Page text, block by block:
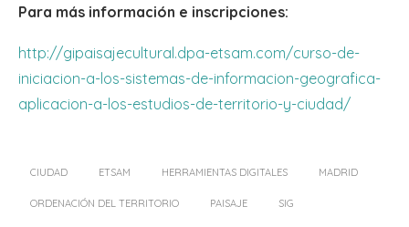
Para más información e inscripciones:
http://gipaisajecultural.dpa-etsam.com/curso-de-
iniciacion-a-los-sistemas-de-informacion-geografica-
aplicacion-a-los-estudios-de-territorio-y-ciudad/
CIUDAD ETSAM HERRAMIENTAS DIGITALES MADRID
ORDENACIÓN DEL TERRITORIO PAISAJE SIG